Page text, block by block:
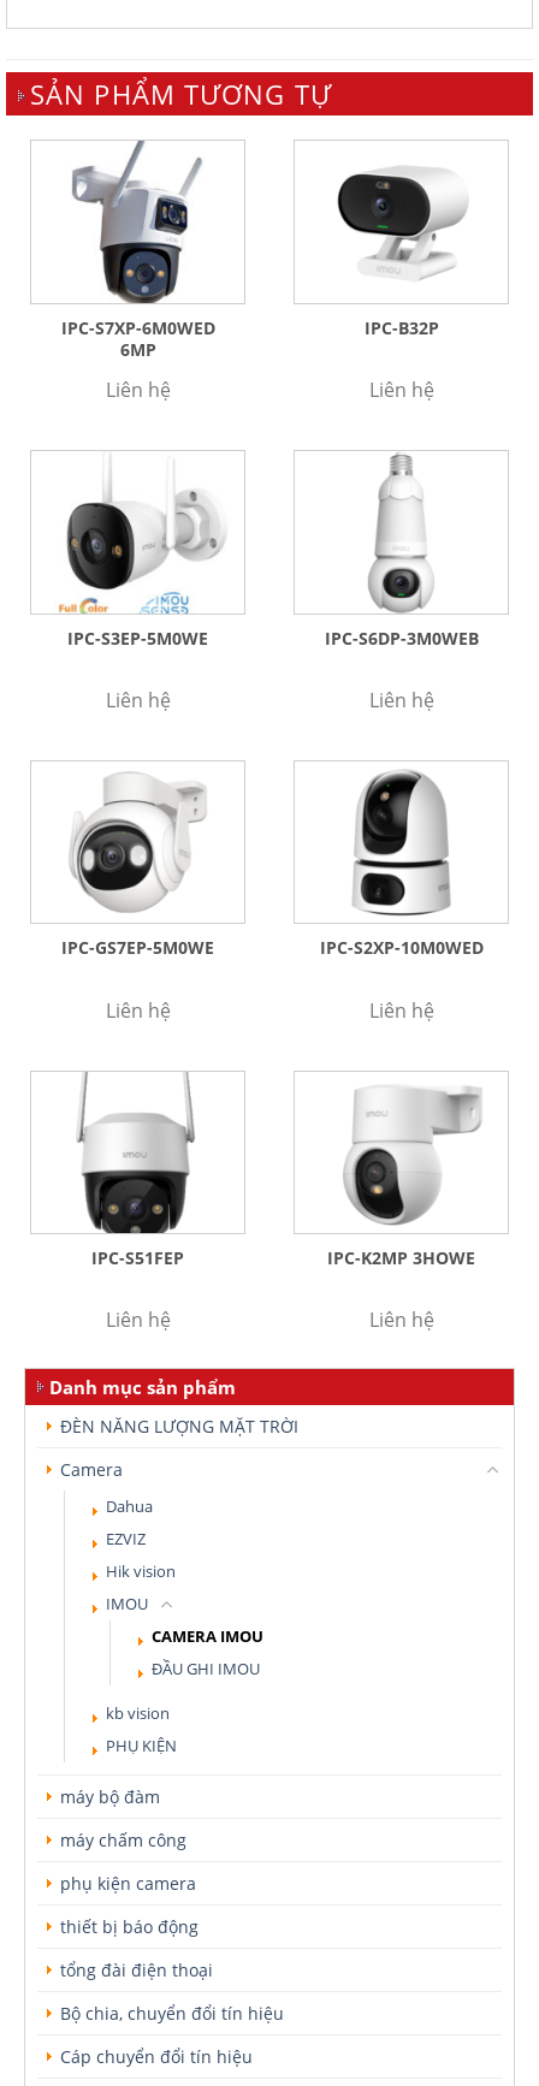
SẢN PHẨM TƯƠNG TỰ
IPC-S7XP-6M0WED
6MP
Liên hệ
IPC-B32P
Liên hệ
IPC-S3EP-5M0WE
Liên hệ
IPC-S6DP-3M0WEB
Liên hệ
IPC-GS7EP-5M0WE
Liên hệ
IPC-S2XP-10M0WED
Liên hệ
IPC-S51FEP
Liên hệ
IPC-K2MP 3HOWE
Liên hệ
Danh mục sản phẩm
ĐÈN NĂNG LƯỢNG MẶT TRỜI
Camera
Dahua
EZVIZ
Hik vision
IMOU
CAMERA IMOU
ĐẦU GHI IMOU
kb vision
PHỤ KIỆN
máy bộ đàm
máy chấm công
phụ kiện camera
thiết bị báo động
tổng đài điện thoại
Bộ chia, chuyển đổi tín hiệu
Cáp chuyển đổi tín hiệu